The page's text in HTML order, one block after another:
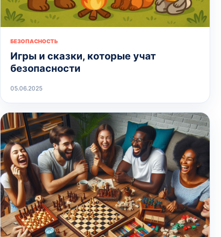
БЕЗОПАСНОСТЬ
Игры и сказки, которые учат
безопасности
05.06.2025